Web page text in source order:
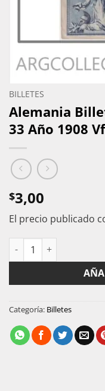
BILLETES
Alemania
33 Año 1908 Vf
$3,00
El precio publicado
Categoría: Billetes